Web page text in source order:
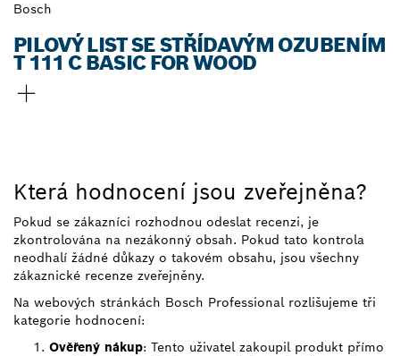
Bosch
PILOVÝ LIST SE STŘÍDAVÝM OZUBENÍM
T 111 C BASIC FOR WOOD
Která hodnocení jsou zveřejněna?
Pokud se zákazníci rozhodnou odeslat recenzi, je
zkontrolována na nezákonný obsah. Pokud tato kontrola
neodhalí žádné důkazy o takovém obsahu, jsou všechny
zákaznické recenze zveřejněny.
Na webových stránkách Bosch Professional rozlišujeme tři
kategorie hodnocení:
Ověřený nákup: Tento uživatel zakoupil produkt přímo